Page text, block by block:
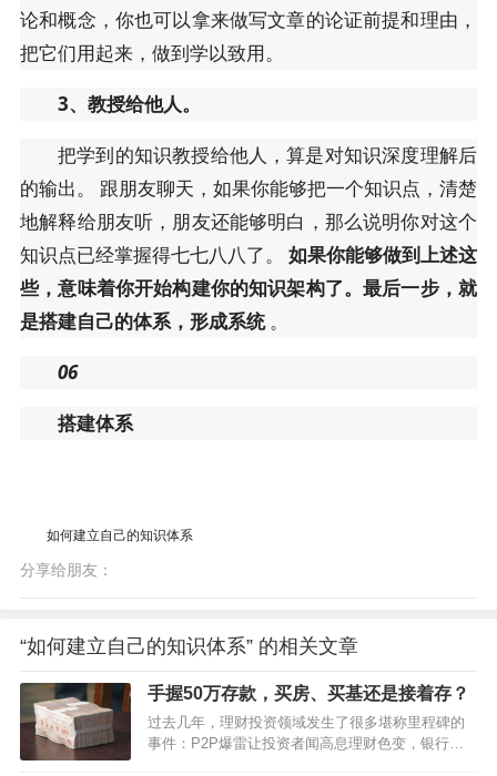
论和概念，你也可以拿来做写文章的论证前提和理由，
把它们用起来，做到学以致用。
3、教授给他人。
把学到的知识教授给他人，算是对知识深度理解后
的输出。 跟朋友聊天，如果你能够把一个知识点，清楚
地解释给朋友听，朋友还能够明白，那么说明你对这个
知识点已经掌握得七七八八了。 如果你能够做到上述这
些，意味着你开始构建你的知识架构了。最后一步，就
是搭建自己的体系，形成系统。
06
搭建体系
如何建立自己的知识体系
分享给朋友：
“如何建立自己的知识体系” 的相关文章
手握50万存款，买房、买基还是接着存？
过去几年，理财投资领域发生了很多堪称里程碑的
事件：P2P爆雷让投资者闻高息理财色变，银行理